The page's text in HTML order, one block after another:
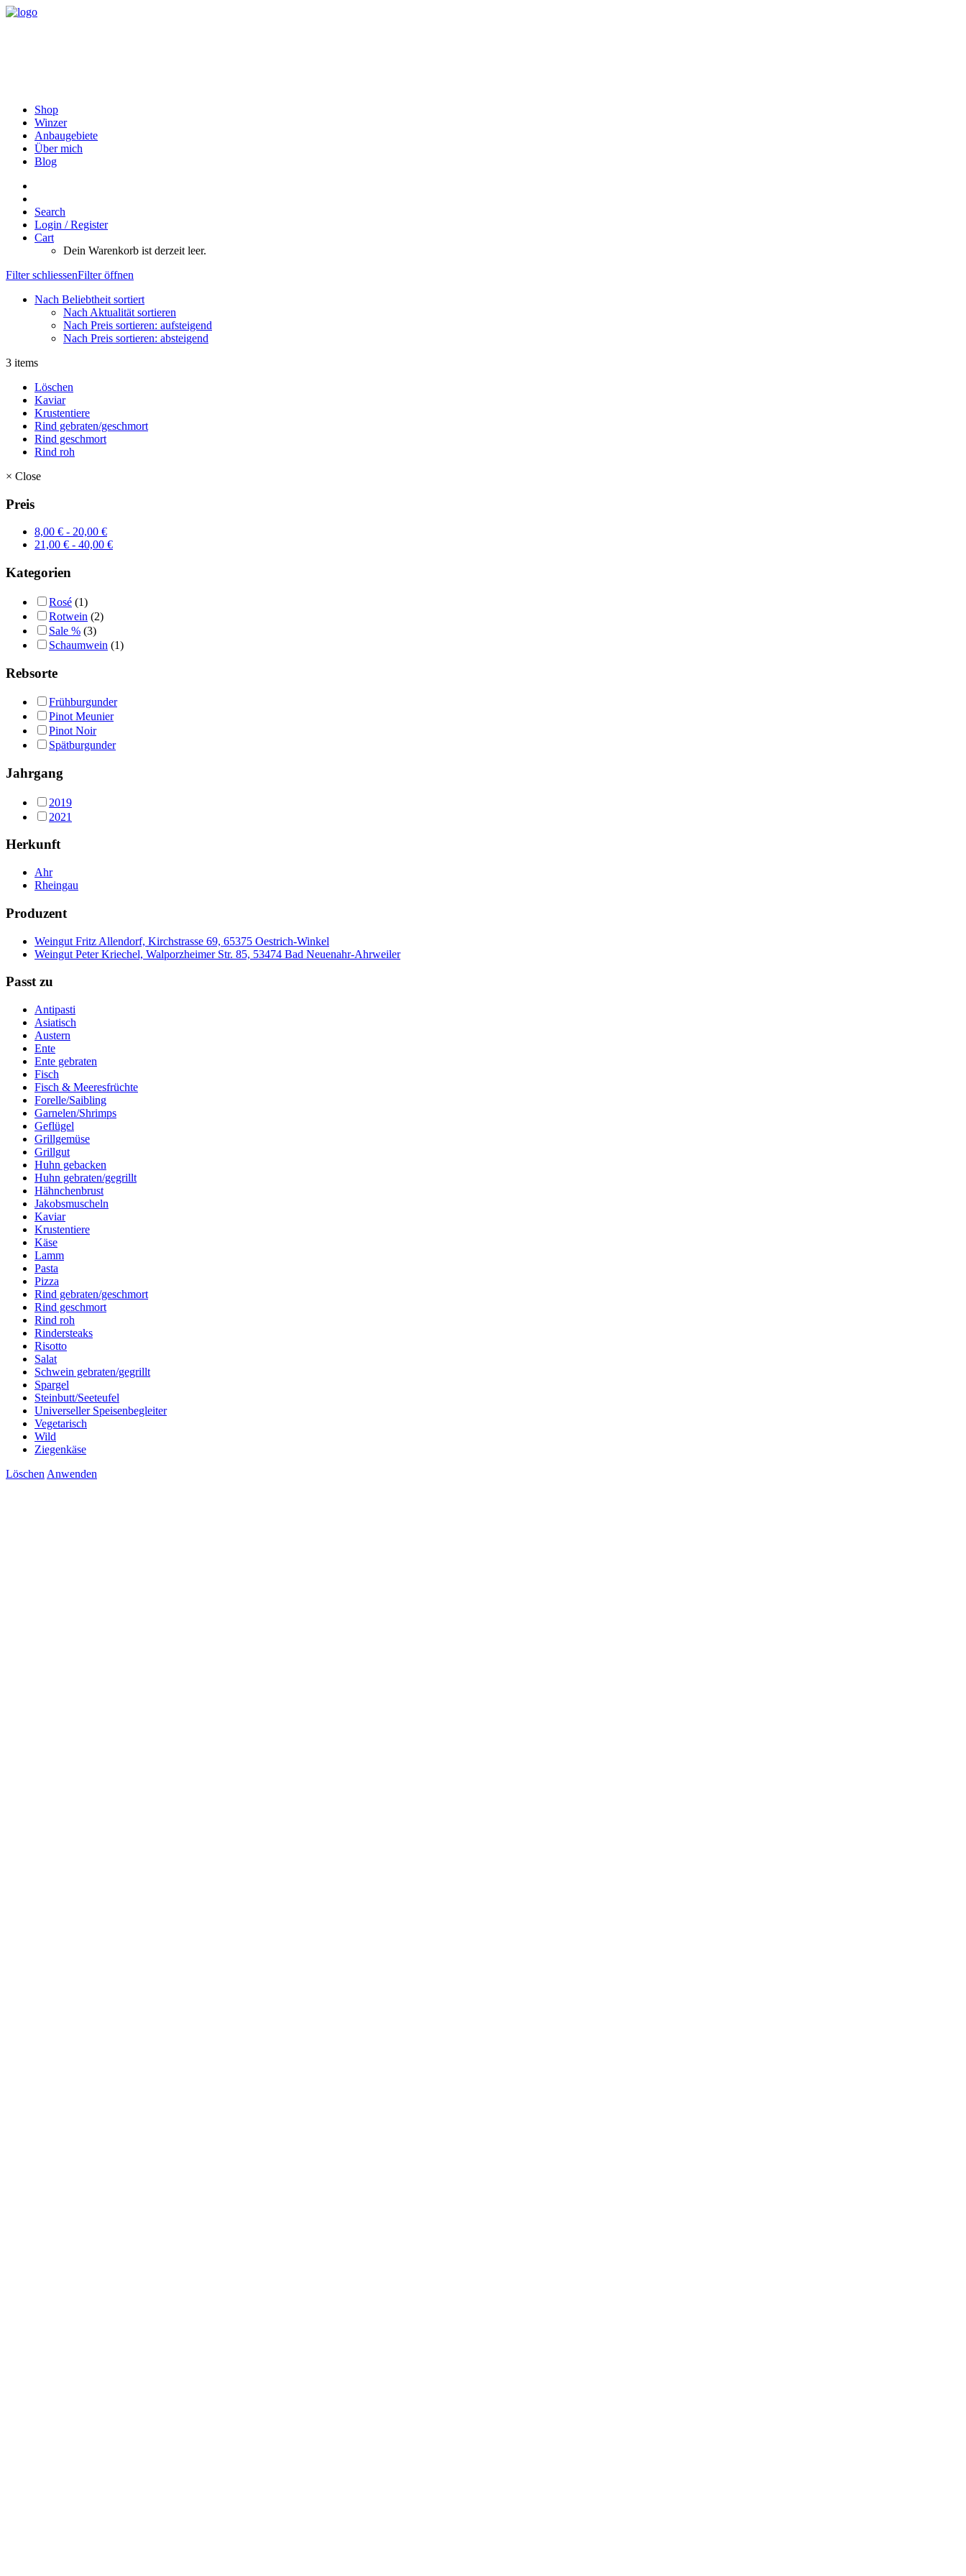
Shop
Winzer
Anbaugebiete
Über mich
Blog
Search
Login / Register
Cart
Dein Warenkorb ist derzeit leer.
Filter schliessenFilter öffnen
Nach Beliebtheit sortiert
Nach Aktualität sortieren
Nach Preis sortieren: aufsteigend
Nach Preis sortieren: absteigend
3 items
Löschen
Kaviar
Krustentiere
Rind gebraten/geschmort
Rind geschmort
Rind roh
× Close
Preis
8,00 € - 20,00 €
21,00 € - 40,00 €
Kategorien
Rosé (1)
Rotwein (2)
Sale % (3)
Schaumwein (1)
Rebsorte
Frühburgunder
Pinot Meunier
Pinot Noir
Spätburgunder
Jahrgang
2019
2021
Herkunft
Ahr
Rheingau
Produzent
Weingut Fritz Allendorf, Kirchstrasse 69, 65375 Oestrich-Winkel
Weingut Peter Kriechel, Walporzheimer Str. 85, 53474 Bad Neuenahr-Ahrweiler
Passt zu
Antipasti
Asiatisch
Austern
Ente
Ente gebraten
Fisch
Fisch & Meeresfrüchte
Forelle/Saibling
Garnelen/Shrimps
Geflügel
Grillgemüse
Grillgut
Huhn gebacken
Huhn gebraten/gegrillt
Hähnchenbrust
Jakobsmuscheln
Kaviar
Krustentiere
Käse
Lamm
Pasta
Pizza
Rind gebraten/geschmort
Rind geschmort
Rind roh
Rindersteaks
Risotto
Salat
Schwein gebraten/gegrillt
Spargel
Steinbutt/Seeteufel
Universeller Speisenbegleiter
Vegetarisch
Wild
Ziegenkäse
Löschen Anwenden